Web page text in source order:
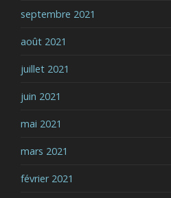
septembre 2021
août 2021
juillet 2021
juin 2021
mai 2021
mars 2021
février 2021